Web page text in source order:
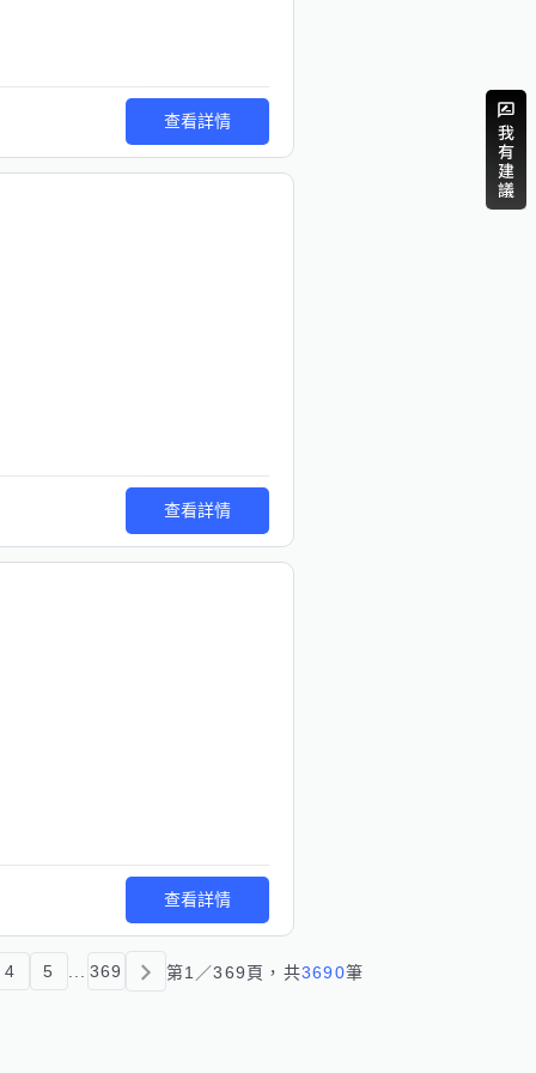
查看詳情
查看詳情
查看詳情
4 5 369 第1 ／369頁，共3690筆